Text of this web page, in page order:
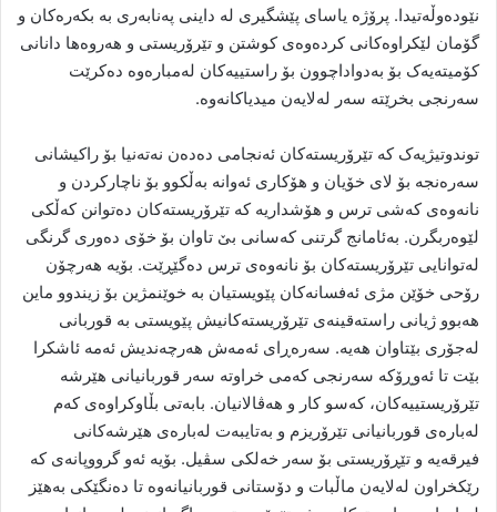
نێودەوڵەتیدا. پرۆژە یاسای پێشگیری لە داینی پەنابەری بە بکەرەکان و
گۆمان لێکراوەکانی کردەوەی کوشتن و تێرۆریستی و هەروەها دانانی
کۆمیتەیەک بۆ بەدواداچوون بۆ راستییەکان لەمبارەوە دەکرێت
سەرنجی بخرێتە سەر لەلایەن میدیاکانەوە.
توندوتیژیەک کە تێرۆریستەکان ئەنجامی دەدەن نەتەنیا بۆ راکیشانی
سەرەنجە بۆ لای خۆیان و هۆکاری ئەوانە بەڵکوو بۆ ناچارکردن و
نانەوەی کەشی ترس و هۆشداریە کە تێرۆریستەکان دەتوانن کەڵکی
لێوەربگرن. بەئامانج گرتنی کەسانی بێ تاوان بۆ خۆی دەوری گرنگی
لەتوانایی تێرۆریستەکان بۆ نانەوەی ترس دەگێڕێت. بۆیە هەرچۆن
رۆحی خۆێن مژی ئەفسانەکان پێویستیان بە خوێنمژین بۆ زیندوو ماین
هەبوو ژیانی راستەقینەی تێرۆریستەکانیش پێویستی بە قوربانی
لەجۆری بێتاوان هەیە. سەرەڕای ئەمەش هەرچەندیش ئەمە ئاشکرا
بێت تا ئەوڕۆکە سەرنجی کەمی خراوتە سەر قوربانیانی هێرشە
تێرۆریستییەکان، کەسو کار و هەڤالانیان. بابەتی بڵاوکراوەی کەم
لەبارەی قوربانیانی تێرۆریزم و بەتایبەت لەبارەی هێرشەکانی
فیرقەیە و تێڕۆریستی بۆ سەر خەلکی سڤیل. بۆیە ئەو گرووپانەی کە
رێکخراون لەلایەن ماڵبات و دۆستانی قوربانیانەوە تا دەنگێکی بەهێز